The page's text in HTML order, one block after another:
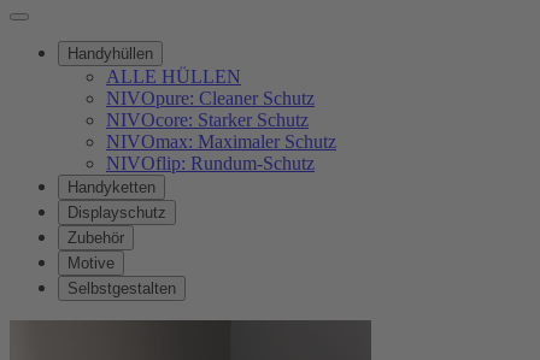
Handyhüllen
ALLE HÜLLEN
NIVOpure: Cleaner Schutz
NIVOcore: Starker Schutz
NIVOmax: Maximaler Schutz
NIVOflip: Rundum-Schutz
Handyketten
Displayschutz
Zubehör
Motive
Selbstgestalten